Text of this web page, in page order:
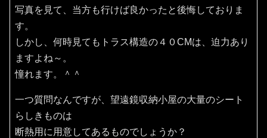
写真を見て、当方も行けば良かったと後悔しておりま
す。
しかし、何時見てもトラス構造の４０CMは、迫力あり
ますよね～。
憧れます。＾＾
一つ質問なんですが、望遠鏡収納小屋の大量のシート
らしきものは
断熱用に用意してあるものでしょうか？